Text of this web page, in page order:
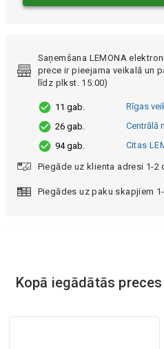
Saņemšana LEMONA
prece ir pieejama veikalā un
līdz plkst. 15:00)
11 gab.
Rīgas
26 gab.
Centrālā
94 gab.
Citas
Piegāde uz klienta adresi 1-2
Piegādes uz paku skapjiem 1-
Kopā iegādātās preces